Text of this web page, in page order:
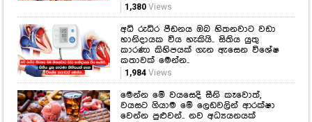
1,380Views
අධි රුධිර පීඩනය ඔබ හිතනවාට වඩා
හානිදායක විය හැකියි.. සිතිය යුතු
කාරණා කිහිපයක් ගැන ඇසෙන විශේෂ
කතාවක් මෙන්න..
1,984Views
මෙන්න මේ වයසෙදි සීනි කෑවොත්,
වයසට ගියාම මේ ලෙඩවලින් ආරක්ෂා
වෙන්න පුළුවන්.. නව අධ්‍යයනයක්